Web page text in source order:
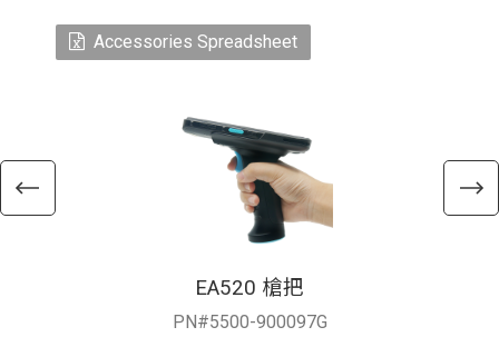
Accessories Spreadsheet
EA520 槍把
PN#5500-900097G